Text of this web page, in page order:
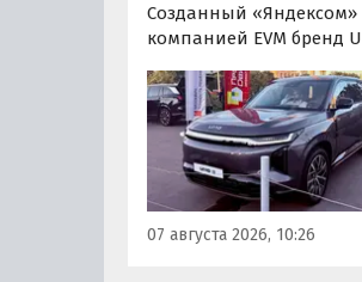
Созданный «Яндексом»
компанией EVM бренд
на свою вторую модель
- полноразмерный
кроссовер UMO 8 с
приводом. Его уже
заказать в двух версиях:
5 915 000 рублей и Ultra
000 рублей без учета
07 августа 2026, 10:26